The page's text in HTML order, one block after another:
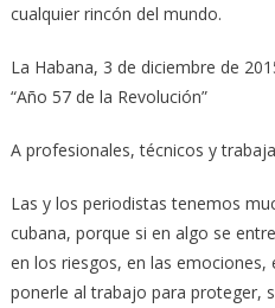
cualquier rincón del mundo.
La Habana, 3 de diciembre de
“Año 57 de la Revolución”
A profesionales, técnicos y
Las y los periodistas tenemos
cubana, porque si en algo se
en los riesgos, en las emociones,
ponerle al trabajo para proteger,